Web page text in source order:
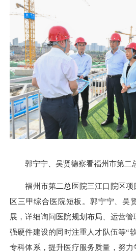
郭宁宁、吴贤德察看福州市第二
福州市第二总医院三江口院区
区三甲综合医院短板。郭宁宁、吴
展，详细询问医院规划布局、运营
强硬件建设的同时注重人才队伍等“
专科体系，提升医疗服务质量，努力